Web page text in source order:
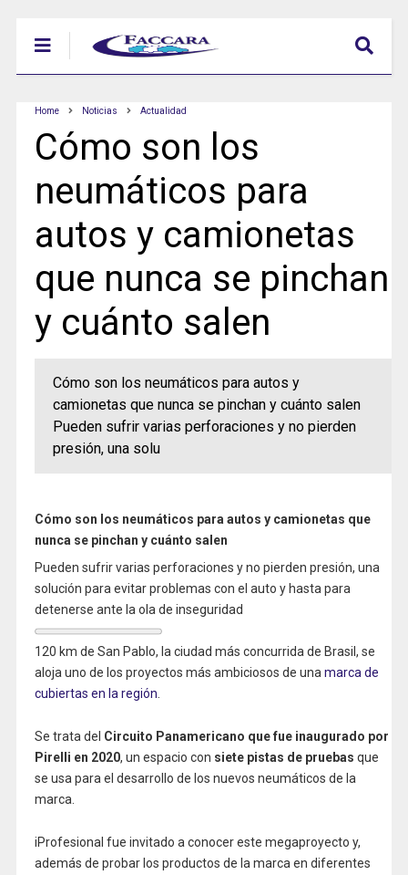
Home Noticias Actualidad
Cómo son los
neumáticos para
autos y camionetas
que nunca se pinchan
y cuánto salen
Cómo son los neumáticos para autos y
camionetas que nunca se pinchan y cuánto salen
Pueden sufrir varias perforaciones y no pierden
presión, una solu
Cómo son los neumáticos para autos y camionetas que
nunca se pinchan y cuánto salen
Pueden sufrir varias perforaciones y no pierden presión, una
solución para evitar problemas con el auto y hasta para
detenerse ante la ola de inseguridad
120 km de San Pablo, la ciudad más concurrida de Brasil, se
aloja uno de los proyectos más ambiciosos de una marca de
cubiertas en la región
Se trata del Circuito Panamericano que fue inaugurado por
Pirelli en 2020, un espacio con siete pistas de pruebas que
se usa para el desarrollo de los nuevos neumáticos de la
marca.
iProfesional fue invitado a conocer este megaproyecto y,
además de probar los productos de la marca en diferentes